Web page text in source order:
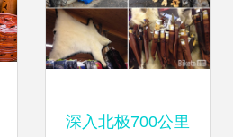
深入北极700公里